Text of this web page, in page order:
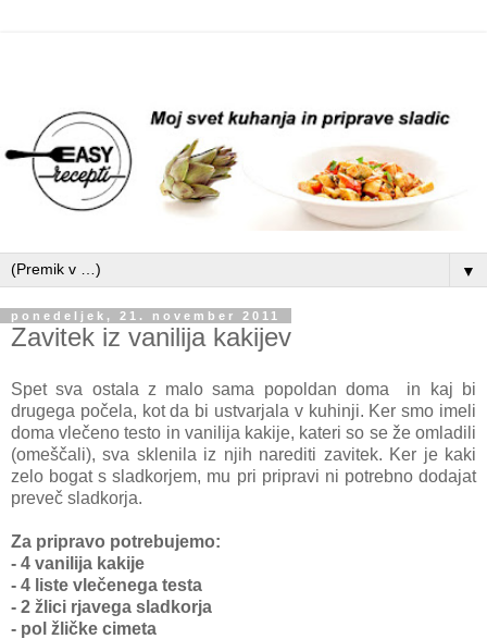
▼
ponedeljek, 21. november 2011
Zavitek iz vanilija kakijev
Spet sva ostala z malo sama popoldan doma in kaj bi
drugega počela, kot da bi ustvarjala v kuhinji. Ker smo imeli
doma vlečeno testo in vanilija kakije, kateri so se že omladili
(omeščali), sva sklenila iz njih narediti zavitek. Ker je kaki
zelo bogat s sladkorjem, mu pri pripravi ni potrebno dodajat
preveč sladkorja.
Za pripravo potrebujemo:
- 4 vanilija kakije
- 4 liste vlečenega testa
- 2 žlici rjavega sladkorja
- pol žličke cimeta